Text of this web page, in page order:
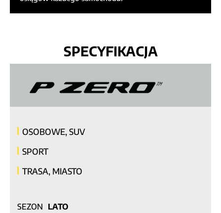
SPECYFIKACJA
OSOBOWE, SUV
SPORT
TRASA, MIASTO
SEZON LATO